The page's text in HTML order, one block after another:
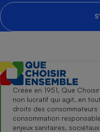
Créée en 1951, Que
non lucratif qui agit, en
droits des
consommation
enjeux sanitaires,